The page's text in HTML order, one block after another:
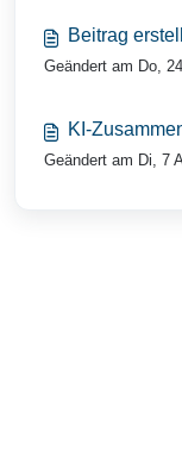
Beitrag
Geändert am Do,
KI-
Geändert am Di, 7